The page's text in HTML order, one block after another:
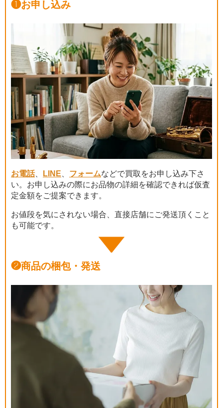
❶お申し込み
お電話、 LINE、 フォームなどで買取をお申し込み下さ
い。お申し込みの際にお品物の詳細を確認できれば仮査
定金額をご提案できます。
お値段を気にされない場合、直接店舗にご発送頂くこと
も可能です。
❷商品の梱包・発送